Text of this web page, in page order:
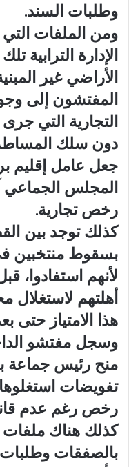
وطلبات السند.
ومن الملفات
الإدارة الترابية
الأراضي غير
المفتشون إلى
التجارية التي
دون سلك المساطر
جعل عامل إقليم
المجلس الجماعي
رخص تجارية.
كذلك توجد بين
بسقوط منتخبين
لأنهم استفادوا،
أهلتهم لاستغلال
هذا الامتياز
وسجل مفتشو
منح رئيس جماعة
تفويضات
رخص رغم عدم
كذلك هناك ملفات
بالصفقات